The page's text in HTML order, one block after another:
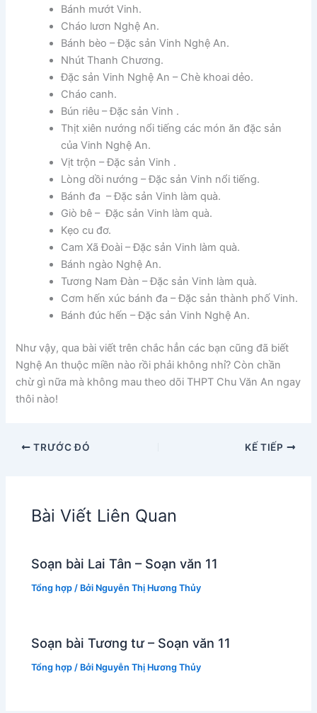
Bánh mướt Vinh.
Cháo lươn Nghệ An.
Bánh bèo – Đặc sản Vinh Nghệ An.
Nhút Thanh Chương.
Đặc sản Vinh Nghệ An – Chè khoai dẻo.
Cháo canh.
Bún riêu – Đặc sản Vinh .
Thịt xiên nướng nổi tiếng các món ăn đặc sản
của Vinh Nghệ An.
Vịt trộn – Đặc sản Vinh .
Lòng dồi nướng – Đặc sản Vinh nổi tiếng.
Bánh đa – Đặc sản Vinh làm quà.
Giò bê – Đặc sản Vinh làm quà.
Kẹo cu đơ.
Cam Xã Đoài – Đặc sản Vinh làm quà.
Bánh ngào Nghệ An.
Tương Nam Đàn – Đặc sản Vinh làm quà.
Cơm hến xúc bánh đa – Đặc sản thành phố Vinh.
Bánh đúc hến – Đặc sản Vinh Nghệ An.
Như vậy, qua bài viết trên chắc hẳn các bạn cũng đã biết
Nghệ An thuộc miền nào rồi phải không nhỉ? Còn chần
chừ gì nữa mà không mau theo dõi THPT Chu Văn An ngay
thôi nào!
TRƯỚC ĐÓ KẾ TIẾP
Bài Viết Liên Quan
Soạn bài Lai Tân – Soạn văn 11
Tổng hợp / Bởi Nguyễn Thị Hương Thủy
Soạn bài Tương tư – Soạn văn 11
Tổng hợp / Bởi Nguyễn Thị Hương Thủy